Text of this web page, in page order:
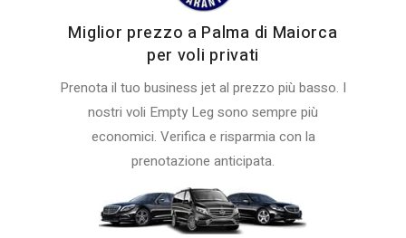
Miglior prezzo a Palma di Maiorca
per voli privati
Prenota il tuo business jet al prezzo più basso. I
nostri voli Empty Leg sono sempre più
economici. Verifica e risparmia con la
prenotazione anticipata.